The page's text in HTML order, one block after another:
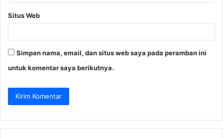
Situs Web
Simpan nama, email, dan situs web saya pada peramban ini
untuk komentar saya berikutnya.